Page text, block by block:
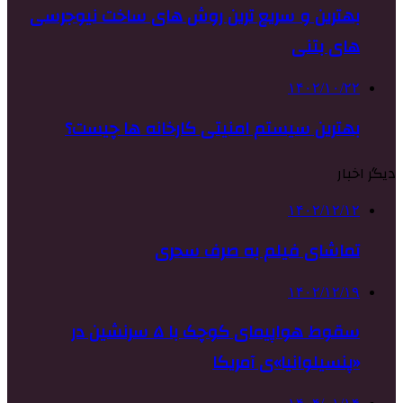
بهترین و سریع ترین روش های ساخت نیوجرسی
های بتنی
۱۴۰۲/۱۰/۲۲
بهترین سیستم امنیتی کارخانه ها چیست؟
دیگر اخبار
۱۴۰۲/۱۲/۱۲
تماشای فیلم به صرف سحری
۱۴۰۲/۱۲/۱۹
سقوط هواپیمای کوچک با ۵ سرنشین در
«پنسیلوانیا»ی آمریکا